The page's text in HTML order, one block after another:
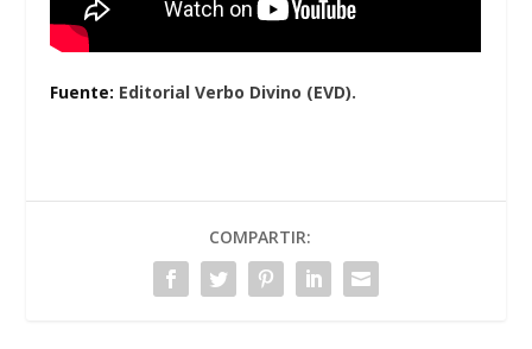
Fuente: Editorial Verbo Divino (EVD).
COMPARTIR: